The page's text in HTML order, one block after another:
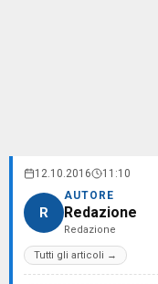
12.10.2016 11:10
R
AUTORE
Redazione
Redazione
Tutti gli articoli →